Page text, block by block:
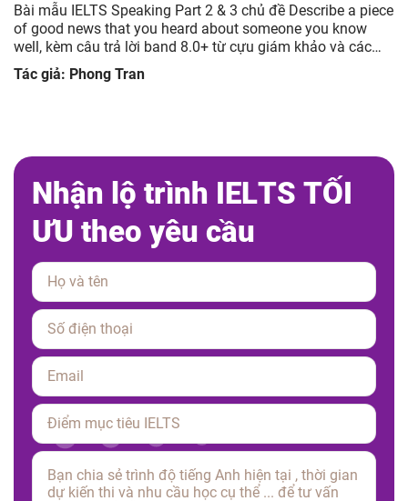
Bài mẫu IELTS Speaking Part 2 & 3 chủ đề Describe a piece
of good news that you heard about someone you know
well, kèm câu trả lời band 8.0+ từ cựu giám khảo và các
câu hỏi mở rộng giúp luyện tập hiệu quả.
Tác giả: Phong Tran
Nhận lộ trình IELTS TỐI
ƯU theo yêu cầu
Please leave this field empty.